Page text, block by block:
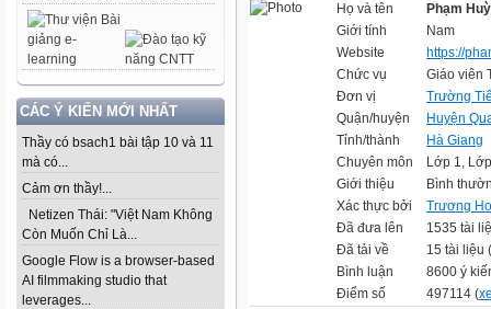
CÁC Ý KIẾN MỚI NHẤT
Thầy có bsach1 bài tập 10 và 11
mà có...
Cảm ơn thầy!...
Netizen Thái: "Việt Nam Không
Còn Muốn Chỉ Là...
Google Flow is a browser-based
AI filmmaking studio that
leverages...
Họ và tên
Phạm
Giới tính
Nam
Website
https://
Chức vụ
Giáo viên
Đơn vị
Trường
Quận/huyện
Huyện
Tỉnh/thành
Hà Giang
Chuyên môn
Lớp 1,
Giới thiệu
Bình
Xác thực bởi
Trương
Đã đưa lên
1535 tài
Đã tải về
15 tài liệu (
Bình luận
8600 ý
Điểm số
497114 (